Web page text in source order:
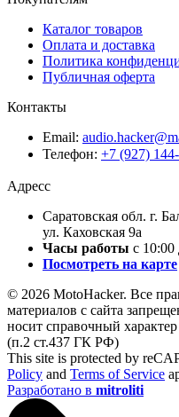
Каталог товаров
Оплата и доставка
Политика
Публичная оферта
Контакты
Email:
Телефон: +7 (927)
Адресс
Саратовская обл. г.
ул. Каховская 9а
Часы работы с 10:00
Посмотреть на карте
© 2026 MotoHacker. Все
материалов с сайта
носит справочный
(п.2 ст.437 ГК РФ)
This site is protected by
Policy and Terms of Service
Разработано в mitroliti